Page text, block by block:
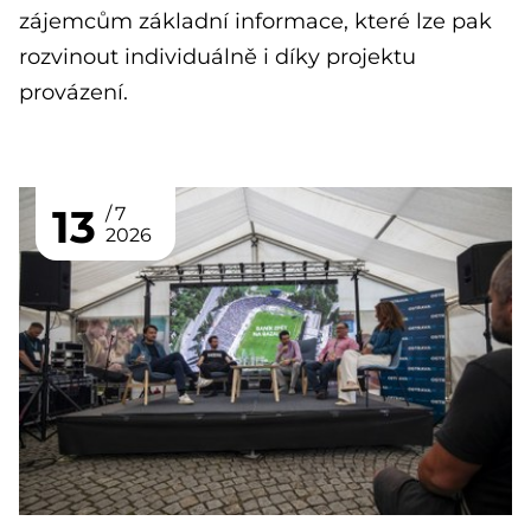
zájemcům základní informace, které lze pak
rozvinout individuálně i díky projektu
provázení.
13
7
2026